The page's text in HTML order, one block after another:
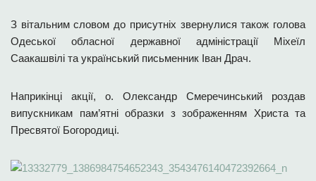
З вітальним словом до присутніх звернулися також голова
Одеської обласної державної адміністрації Міхеїл
Саакашвілі та український письменник Іван Драч.
Наприкінці акції, о. Олександр Смеречинський роздав
випускникам пам’ятні образки з зображенням Христа та
Пресвятої Богородиці.